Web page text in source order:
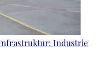
Industrie